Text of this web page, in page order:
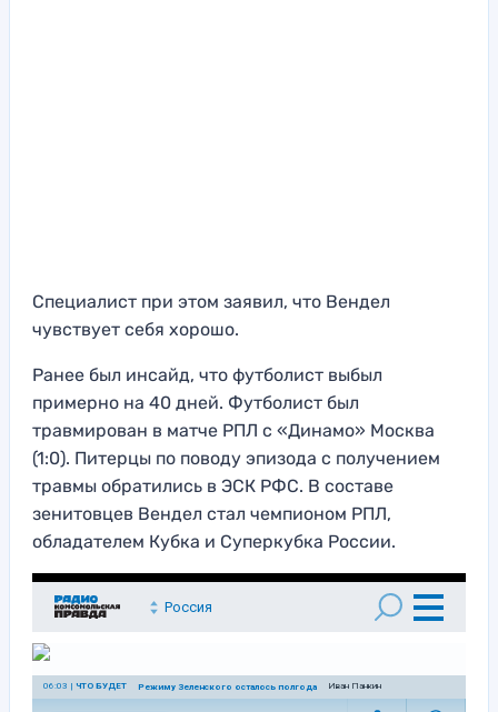
Специалист при этом заявил, что Вендел
чувствует себя хорошо.
Ранее был инсайд, что футболист выбыл
примерно на 40 дней. Футболист был
травмирован в матче РПЛ с «Динамо» Москва
(1:0). Питерцы по поводу эпизода с получением
травмы обратились в ЭСК РФС. В составе
зенитовцев Вендел стал чемпионом РПЛ,
обладателем Кубка и Суперкубка России.